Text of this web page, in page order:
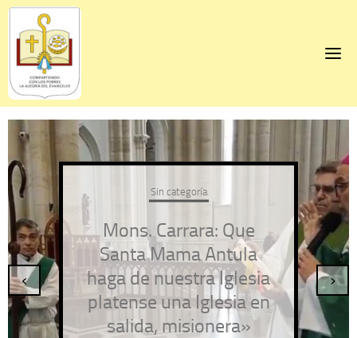
Skip
content
Sin categoría
Mons. Carrara: Que
Santa Mama Antula
haga de nuestra Iglesia
platense una Iglesia en
salida, misionera»
‹ ›